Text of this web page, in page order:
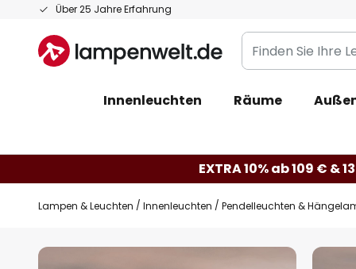
Über 25 Jahre Erfahrung
Zum
springen
Finden
Sie
Leuchte...
Innenleuchten Räume
EXTRA 10% ab 109 € &
Lampen & Leuchten Innenleuchten Pendelleuchten &
Zum